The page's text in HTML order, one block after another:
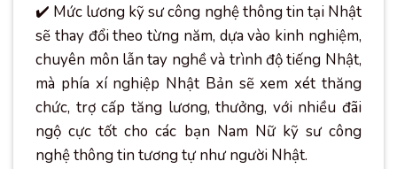
✔️ Mức lương kỹ sư công nghệ thông tin tại Nhật
sẽ thay đổi theo từng năm, dựa vào kinh nghiệm,
chuyên môn lẫn tay nghề và trình độ tiếng Nhật,
mà phía xí nghiệp Nhật Bản sẽ xem xét thăng
chức, trợ cấp tăng lương, thưởng, với nhiều đãi
ngộ cực tốt cho các bạn Nam Nữ kỹ sư công
nghệ thông tin tương tự như người Nhật.